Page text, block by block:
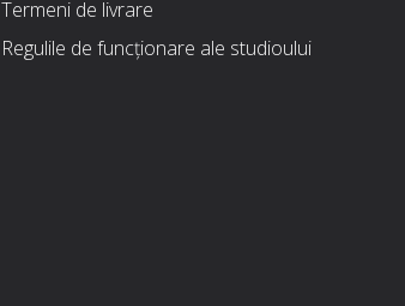
Termeni de livrare
Regulile de funcționare ale studioului